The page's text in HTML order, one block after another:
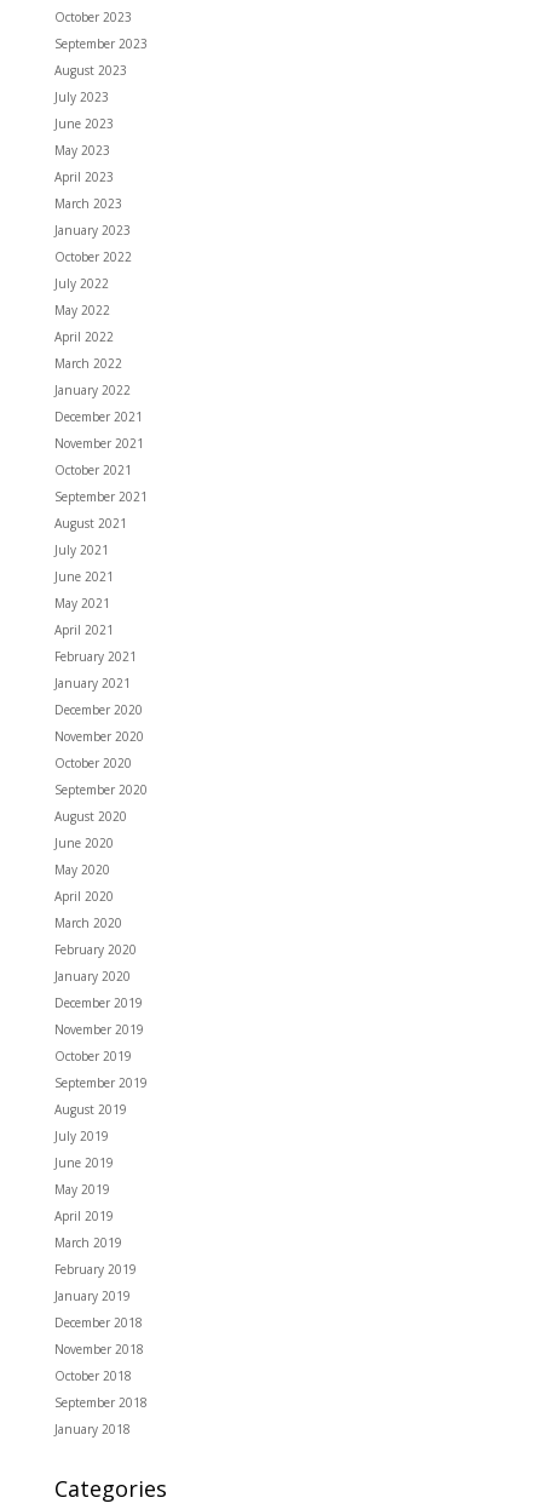
October 2023
September 2023
August 2023
July 2023
June 2023
May 2023
April 2023
March 2023
January 2023
October 2022
July 2022
May 2022
April 2022
March 2022
January 2022
December 2021
November 2021
October 2021
September 2021
August 2021
July 2021
June 2021
May 2021
April 2021
February 2021
January 2021
December 2020
November 2020
October 2020
September 2020
August 2020
June 2020
May 2020
April 2020
March 2020
February 2020
January 2020
December 2019
November 2019
October 2019
September 2019
August 2019
July 2019
June 2019
May 2019
April 2019
March 2019
February 2019
January 2019
December 2018
November 2018
October 2018
September 2018
January 2018
Categories